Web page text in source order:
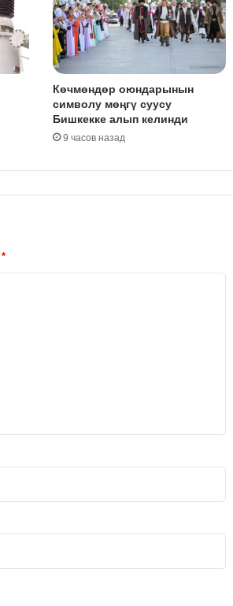
Көчмөндөр оюндарынын
символу мөңгү суусу
Бишкекке алып келинди
9 часов назад
*